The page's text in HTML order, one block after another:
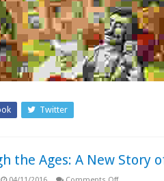
Twitter
the Ages: A New Story